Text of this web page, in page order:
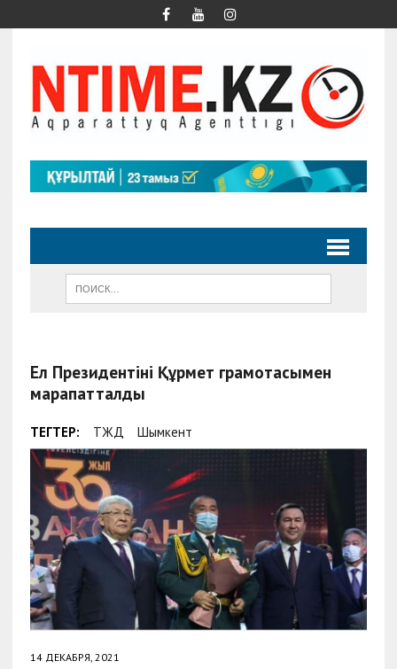
Ел Президентінің Құрмет грамотасымен
марапатталды
ТЕГТЕР: ТЖД Шымкент
14 ДЕКАБРЯ, 2021